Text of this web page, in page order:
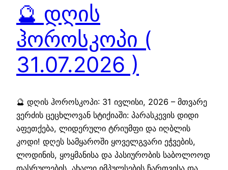
🔮 დღის
ჰოროსკოპი (
31.07.2026 )
🔮 დღის ჰოროსკოპი: 31 ივლისი, 2026 – მთვარე
ვერძის ცეცხლოვან სტიქიაში: პარასკევის დიდი
აფეთქება, ლიდერული ტრიუმფი და იღბლის
კოდი! დღეს სამყაროში ყოველგვარი ეჭვების,
ლოდინის, ყოყმანისა და პასიურობის საბოლოოდ